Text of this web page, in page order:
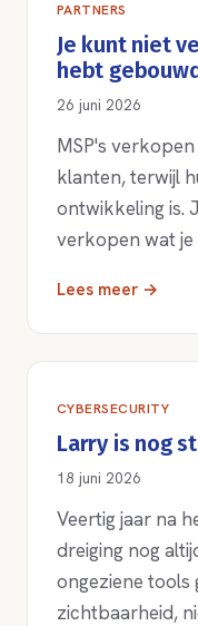
PARTNERS
Je kunt niet
hebt
26 juni 2026
MSP's
klanten, terwijl
ontwikkeling is.
verkopen wat
Lees meer →
CYBERSECURITY
Larry is nog
18 juni 2026
Veertig jaar na
dreiging nog
ongeziene tools
zichtbaarheid,